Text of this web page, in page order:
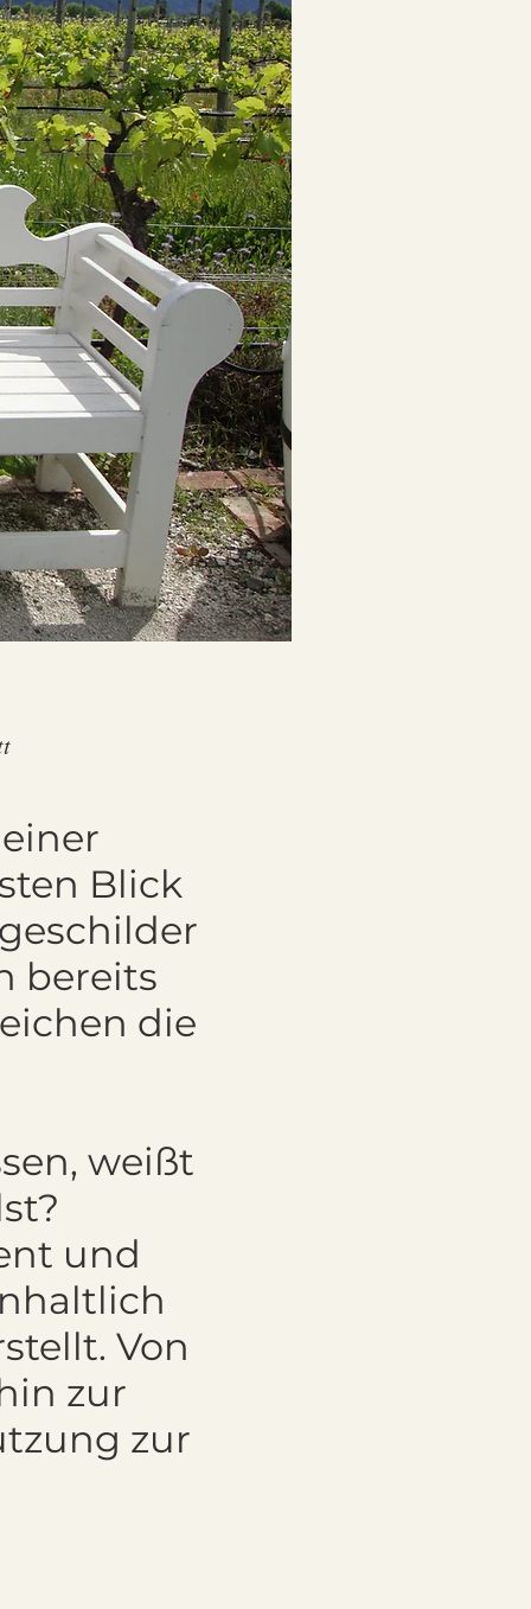
Blick
bereits
die
weißt
und
Von
zur
zur